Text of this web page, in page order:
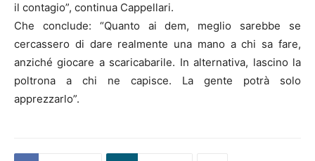
il contagio”, continua Cappellari.
Che conclude: “Quanto ai dem, meglio sarebbe se
cercassero di dare realmente una mano a chi sa fare,
anziché giocare a scaricabarile. In alternativa, lascino la
poltrona a chi ne capisce. La gente potrà solo
apprezzarlo”.